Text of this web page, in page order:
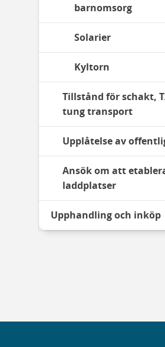
barnomsorg
Solarier
Kyltorn
Tillstånd för schakt,
tung transport
Upplåtelse av
Ansök om att
laddplatser
Upphandling och inköp